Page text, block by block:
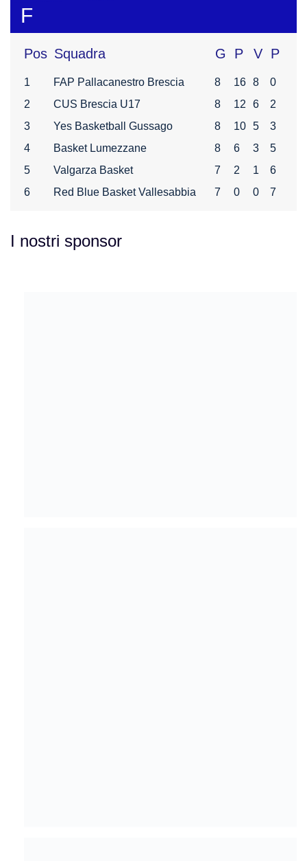
F
Pos Squadra G P V P
1 FAP Pallacanestro Brescia 8 16 8
0
2
CUS Brescia U17 8 12 6
2
3
Yes Basketball Gussago 8 10 5
3
4
Basket Lumezzane 8 6 3
5
5
Valgarza Basket 7 2 1
6
6
Red Blue Basket Vallesabbia 7 0 0 7
I nostri sponsor